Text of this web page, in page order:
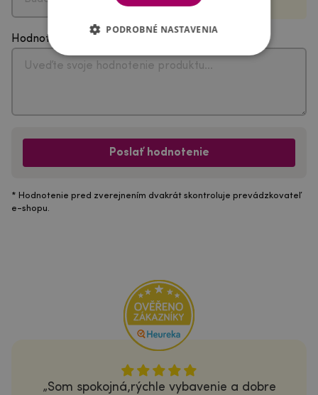
Hodnotenie
Poslať hodnotenie
* Hodnotenie pred zverejnením dvakrát skontroluje prevádzkovateľ
e-shopu.
Som spokojná,rýchle vybavenie a dobre
PODROBNÉ NASTAVENIA